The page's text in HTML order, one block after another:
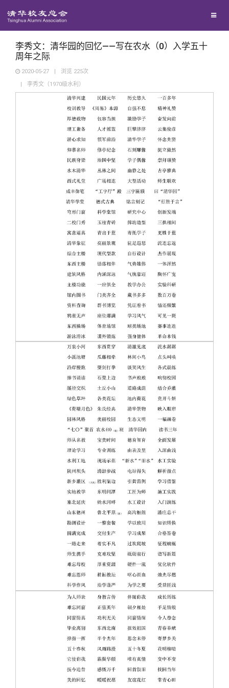
西南联大校友会
义工计划
新媒体平台
青春风采
校友文苑
校友讲坛
校友视界
校友服务
终身学习
信息化服务
三创大赛
实用信息
校友总会
总会简介
会长致辞
总会章程
理事会名单
制度法规
联系我们
关闭
李秀文：清华园的回忆——写在农水（0）入学五十
周年之际
2020-05-27 | 浏览 225次
|
李秀文（1970级水利）